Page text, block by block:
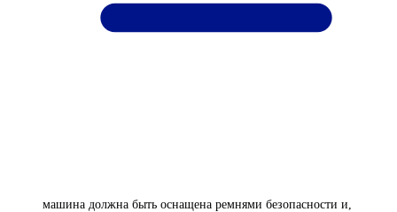
машина должна быть оснащена ремнями безопасности и,